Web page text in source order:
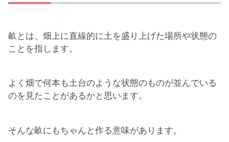
畝とは、畑上に直線的に土を盛り上げた場所や状態の
ことを指します。
よく畑で何本も土台のような状態のものが並んでいる
のを見たことがあるかと思います。
そんな畝にもちゃんと作る意味があります。